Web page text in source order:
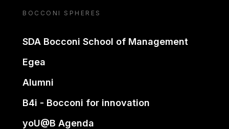
BOCCONI SPHERES
SDA Bocconi School of Management
Egea
Alumni
B4i - Bocconi for innovation
yoU@B Agenda